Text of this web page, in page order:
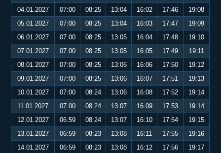
04.01.2027
07:00 08:25 13:04 16:02 17:46
19:08
05.01.2027
07:00 08:25 13:04 16:03 17:47
19:09
06.01.2027
07:00 08:25 13:05 16:04 17:48
19:10
07.01.2027
07:00 08:25 13:05 16:05 17:49
19:11
08.01.2027
07:00 08:25 13:06 16:06 17:50
19:12
09.01.2027
07:00 08:25 13:06 16:07 17:51
19:13
10.01.2027
07:00 08:24 13:06 16:08 17:52
19:14
11.01.2027
07:00 08:24 13:07 16:09 17:53
19:14
12.01.2027
06:59 08:24 13:07 16:10 17:54
19:15
13.01.2027
06:59 08:23 13:08 16:11 17:55
19:16
14.01.2027
06:59 08:23 13:08 16:12 17:56
19:17